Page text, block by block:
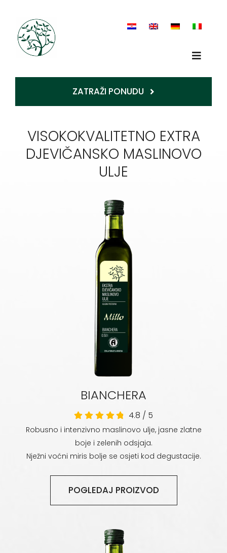
content
Toggle
O nama
ZATRAŽI PONUDU
VISOKOKVALITETNO EXTRA
DJEVIČANSKO MASLINOVO
ULJE
BIANCHERA
4.8 / 5
Robusno i intenzivno maslinovo ulje, jasne zlatne
boje i zelenih odsjaja.
Nježni voćni miris bolje se osjeti kod degustacije.
POGLEDAJ PROIZVOD